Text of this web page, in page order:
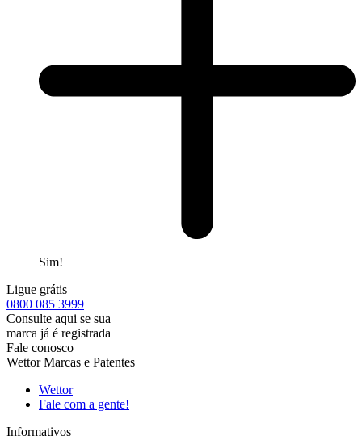
Sim!
Ligue grátis
0800 085 3999
Consulte aqui se sua
marca já é registrada
Fale conosco
Wettor Marcas e Patentes
Wettor
Fale com a gente!
Informativos